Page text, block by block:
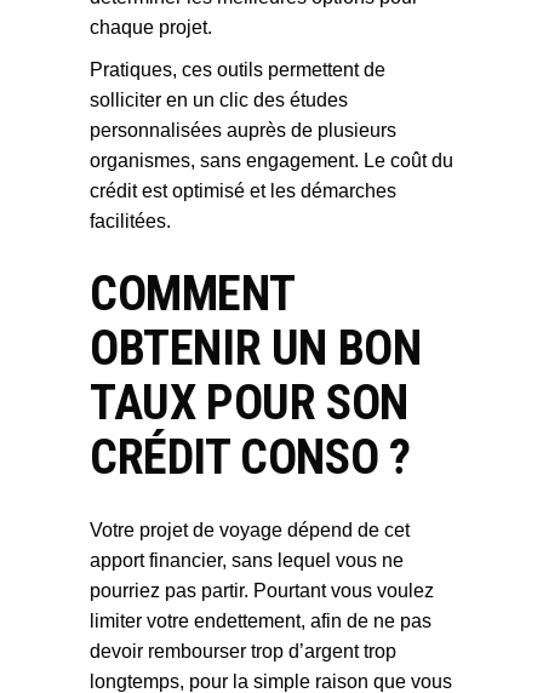
chaque projet.
Pratiques, ces outils permettent de
solliciter en un clic des études
personnalisées auprès de plusieurs
organismes, sans engagement. Le coût du
crédit est optimisé et les démarches
facilitées.
COMMENT
OBTENIR UN BON
TAUX POUR SON
CRÉDIT CONSO ?
Votre projet de voyage dépend de cet
apport financier, sans lequel vous ne
pourriez pas partir. Pourtant vous voulez
limiter votre endettement, afin de ne pas
devoir rembourser trop d’argent trop
longtemps, pour la simple raison que vous